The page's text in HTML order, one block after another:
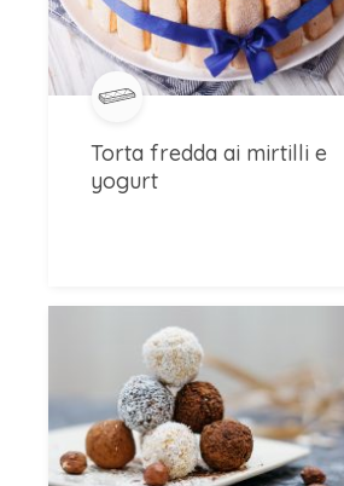
Torta fredda ai mirtilli e
yogurt